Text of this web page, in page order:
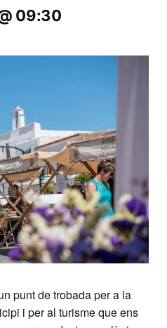
09:30
punt de trobada per a la
i per al turisme que ens